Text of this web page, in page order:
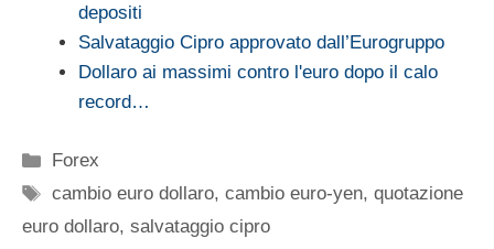
depositi
Salvataggio Cipro approvato dall’Eurogruppo
Dollaro ai massimi contro l'euro dopo il calo
record…
Categorie
Forex
Tag
cambio euro dollaro,cambio euro-yen,quotazione
euro dollaro, salvataggio cipro